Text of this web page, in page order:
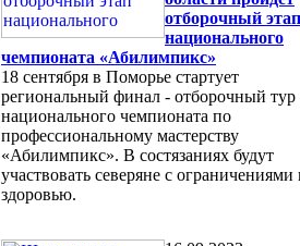
отборочный этап
национального
чемпионата «Абилимпикс»
18 сентября в Поморье стартует
региональный финал - отборочный тур
национального чемпионата по
профессиональному мастерству
«Абилимпикс». В состязаниях будут
участвовать северяне с ограничениями
здоровью.